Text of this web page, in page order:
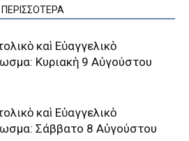
ΠΕΡΙΣΣΟΤΕΡΑ
καὶ Εὐαγγελικὸ
Κυριακὴ 9 Αὐγούστου
καὶ Εὐαγγελικὸ
Σάββατο 8 Αὐγούστου